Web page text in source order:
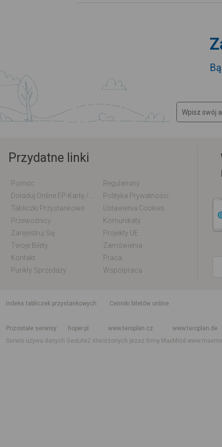
Przydatne linki
Pomoc
Regulaminy
Polityka Prywatności
Tabliczki Przystankowe
Ustawienia Cookies
Przewoźnicy
Komunikaty
Zarejestruj Się
Projekty UE
Twoje Bilety
Zamówienia
Kontakt
Praca
Punkty Sprzedaży
Współpraca
indeks tabliczek przystankowych
Cenniki biletów online
Pozostałe serwisy
hoper.pl www.teroplan.cz
www.teroplan.de
Serwis używa danych GeoLite2 stworzonych przez firmę MaxMind